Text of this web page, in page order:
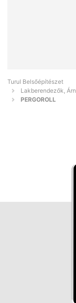
Turul Belsőépítészet
Lakberendezők,
PERGOROLL